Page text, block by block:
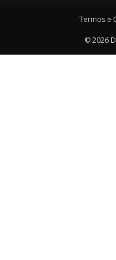
Termos e
© 2026